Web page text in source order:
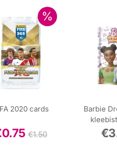
2020 cards
0.75 €1.50
Barbie
€